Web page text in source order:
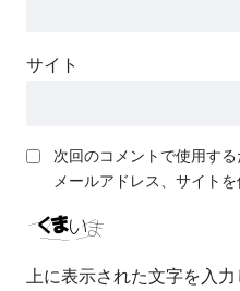
サイト
次回のコメントで使用す
メールアドレス、サイトを
上に表示された文字を入力